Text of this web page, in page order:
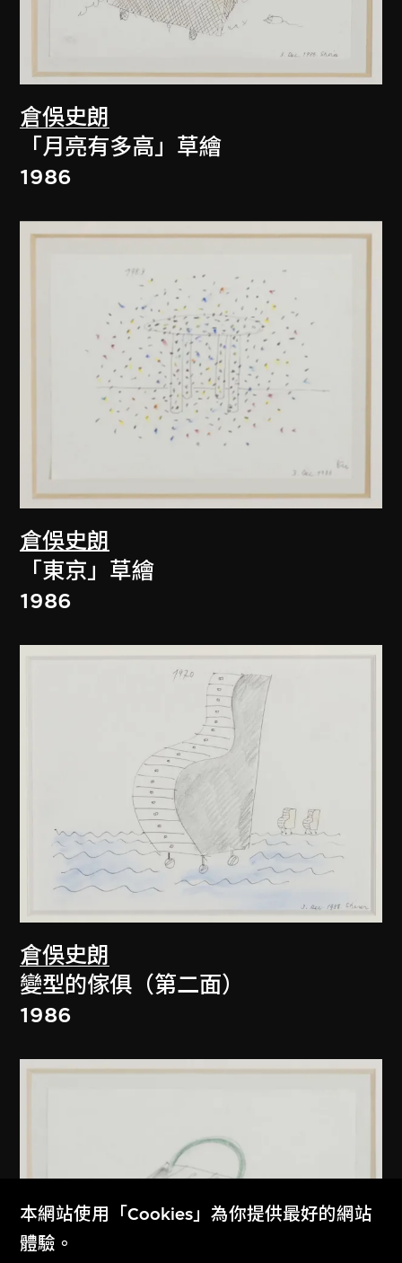
倉俁史朗
「月亮有多高」草繪
1986
倉俁史朗
「東京」草繪
1986
倉俁史朗
變型的傢俱（第二面）
1986
本網站使用「Cookies」為你提供最好的網站
體驗。